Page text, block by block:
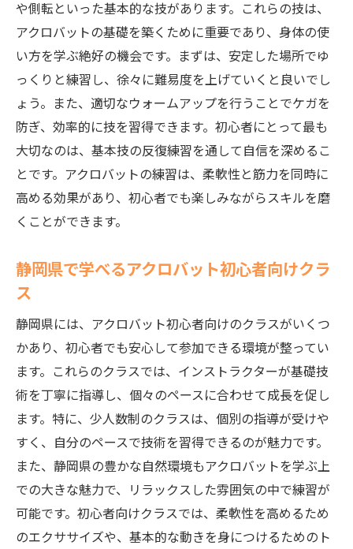
や側転といった基本的な技があります。これらの技は、
アクロバットの基礎を築くために重要であり、身体の使
い方を学ぶ絶好の機会です。まずは、安定した場所でゆ
っくりと練習し、徐々に難易度を上げていくと良いでし
ょう。また、適切なウォームアップを行うことでケガを
防ぎ、効率的に技を習得できます。初心者にとって最も
大切なのは、基本技の反復練習を通して自信を深めるこ
とです。アクロバットの練習は、柔軟性と筋力を同時に
高める効果があり、初心者でも楽しみながらスキルを磨
くことができます。
静岡県で学べるアクロバット初心者向けクラ
ス
静岡県には、アクロバット初心者向けのクラスがいくつ
かあり、初心者でも安心して参加できる環境が整ってい
ます。これらのクラスでは、インストラクターが基礎技
術を丁寧に指導し、個々のペースに合わせて成長を促し
ます。特に、少人数制のクラスは、個別の指導が受けや
すく、自分のペースで技術を習得できるのが魅力です。
また、静岡県の豊かな自然環境もアクロバットを学ぶ上
での大きな魅力で、リラックスした雰囲気の中で練習が
可能です。初心者向けクラスでは、柔軟性を高めるため
のエクササイズや、基本的な動きを身につけるためのト